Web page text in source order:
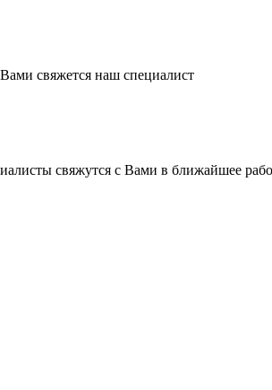
свяжется наш специалист
свяжутся с Вами в ближайшее